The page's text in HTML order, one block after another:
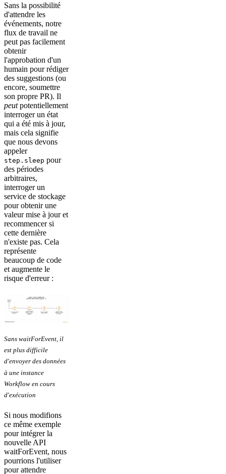
Sans la possibilité
d'attendre les
événements, notre
flux de travail ne
peut pas facilement
obtenir
l'approbation d'un
humain pour rédiger
des suggestions (ou
encore, soumettre
son propre PR). Il
peutpotentiellement
interroger un état
qui a été mis à jour,
mais cela signifie
que nous devons
appeler
step.sleep pour
des périodes
arbitraires,
interroger un
service de stockage
pour obtenir une
valeur mise à jour et
recommencer si
cette dernière
n'existe pas. Cela
représente
beaucoup de code
et augmente le
risque d'erreur :
Sans waitForEvent, il
est plus difficile
d'envoyer des données
à une instance
Workflow en cours
d'exécution
Si nous modifions
ce même exemple
pour intégrer la
nouvelle API
waitForEvent, nous
pourrions l'utiliser
pour attendre